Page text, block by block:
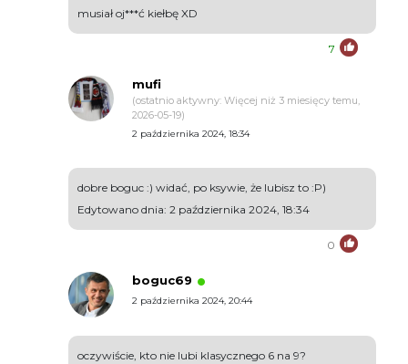
musiał oj***ć kiełbę XD
7
mufi
(ostatnio aktywny: Więcej niż 3 miesięcy temu,
2026-05-19)
2 października 2024, 18:34
dobre boguc :) widać, po ksywie, że lubisz to :P)
Edytowano dnia: 2 października 2024, 18:34
0
boguc69
2 października 2024, 20:44
oczywiście, kto nie lubi klasycznego 6 na 9?